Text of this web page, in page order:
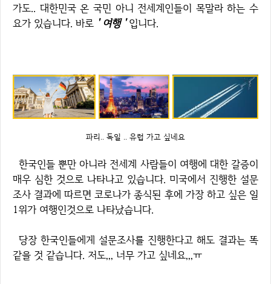
가도.. 대한민국 온 국민 아니 전세계인들이 목말라 하는 수
요가 있습니다. 바로 ' 여행 ' 입니다.
파리.. 독일 .. 유럽 가고 싶네요
한국인들 뿐만 아니라 전세계 사람들이 여행에 대한 갈증이
매우 심한 것으로 나타나고 있습니다. 미국에서 진행한 설문
조사 결과에 따르면 코로나가 종식된 후에 가장 하고 싶은 일
1위가 여행인것으로 나타났습니다.
당장 한국인들에게 설문조사를 진행한다고 해도 결과는 똑
같을 것 같습니다. 저도,,, 너무 가고 싶네요,,,ㅠ